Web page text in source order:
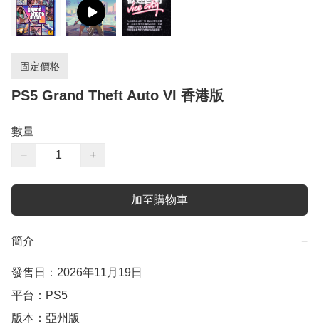
固定價格
PS5 Grand Theft Auto VI 香港版
數量
−
+
加至購物車
簡介 −
發售日：2026年11月19日
平台：PS5
版本：亞州版